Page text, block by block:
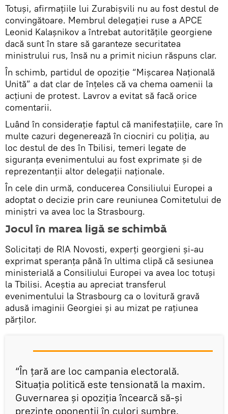
Totuși, afirmațiile lui Zurabișvili nu au fost destul de
convingătoare. Membrul delegației ruse a APCE
Leonid Kalașnikov a întrebat autoritățile georgiene
dacă sunt în stare să garanteze securitatea
ministrului rus, însă nu a primit niciun răspuns clar.
În schimb, partidul de opoziție “Mișcarea Națională
Unită” a dat clar de înțeles că va chema oamenii la
acțiuni de protest. Lavrov a evitat să facă orice
comentarii.
Luând în considerație faptul că manifestațiile, care în
multe cazuri degenerează în ciocniri cu poliția, au
loc destul de des în Tbilisi, temeri legate de
siguranța evenimentului au fost exprimate și de
reprezentanții altor delegații naționale.
În cele din urmă, conducerea Consiliului Europei a
adoptat o decizie prin care reuniunea Comitetului de
miniștri va avea loc la Strasbourg.
Jocul în marea ligă se schimbă
Solicitați de RIA Novosti, experți georgieni și-au
exprimat speranța până în ultima clipă că sesiunea
ministerială a Consiliului Europei va avea loc totuși
la Tbilisi. Aceștia au apreciat transferul
evenimentului la Strasbourg ca o lovitură gravă
adusă imaginii Georgiei și au mizat pe rațiunea
părților.
“În țară are loc campania electorală.
Situația politică este tensionată la maxim.
Guvernarea și opoziția încearcă să-și
prezinte oponenții în culori sumbre.